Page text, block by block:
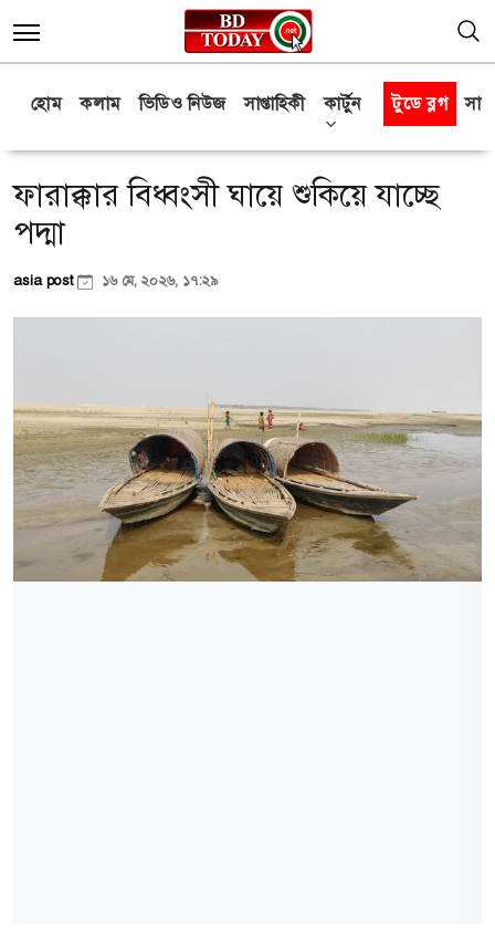
হোম কলাম ভিডিও নিউজ সাপ্তাহিকী কার্টুন টুডে ব্লগ
ফারাক্কার বিধ্বংসী ঘায়ে শুকিয়ে যাচ্ছে
পদ্মা
asia post ১৬ মে, ২০২৬, ১৭:২৯